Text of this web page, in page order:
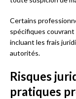
Certains
spécifiques
incluant les frais
autorités.
Risques
pratiques